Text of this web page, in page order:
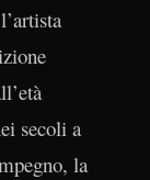
secoli a
la